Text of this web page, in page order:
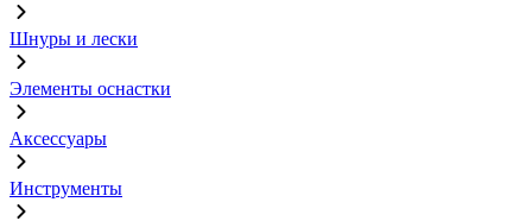
Шнуры и лески
Элементы оснастки
Аксессуары
Инструменты